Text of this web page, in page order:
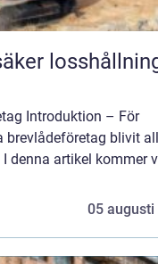
Introduktion – För
brevlådeföretag blivit
denna artikel kommer
05 augusti